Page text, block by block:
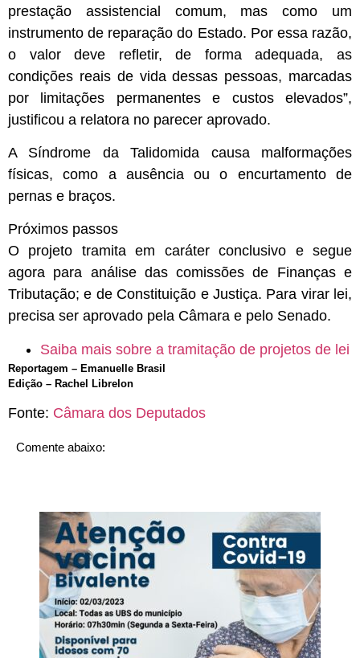
prestação assistencial comum, mas como um
instrumento de reparação do Estado. Por essa razão,
o valor deve refletir, de forma adequada, as
condições reais de vida dessas pessoas, marcadas
por limitações permanentes e custos elevados”,
justificou a relatora no parecer aprovado.
A Síndrome da Talidomida causa malformações
físicas, como a ausência ou o encurtamento de
pernas e braços.
Próximos passos
O projeto tramita em caráter conclusivo e segue
agora para análise das comissões de Finanças e
Tributação; e de Constituição e Justiça. Para virar lei,
precisa ser aprovado pela Câmara e pelo Senado.
Saiba mais sobre a tramitação de projetos de lei
Reportagem – Emanuelle Brasil
Edição – Rachel Librelon
Fonte: Câmara dos Deputados
Comente abaixo: